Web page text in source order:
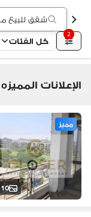
شقق للبيع
2
كل الفئات
الإعلانات المميزه
10
مميز